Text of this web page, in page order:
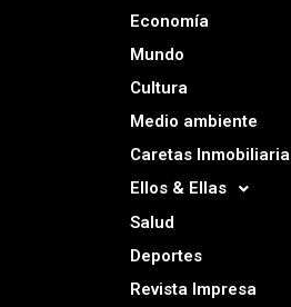
Economía
Mundo
Cultura
Medio ambiente
Caretas Inmobiliaria
Ellos & Ellas
Salud
Deportes
Revista Impresa